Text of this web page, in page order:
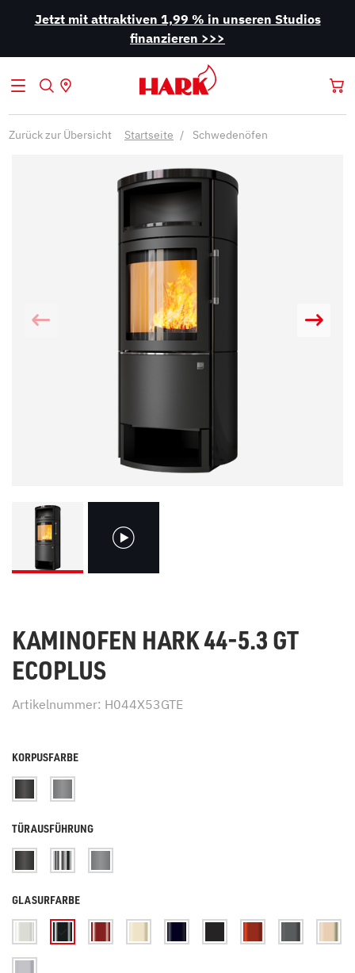
Jetzt mit attraktiven 1,99 % in unseren Studios
finanzieren >>>
Zurück zur Übersicht Startseite Schwedenöfen
KAMINOFEN HARK 44-5.3 GT
ECOPLUS
Artikelnummer: H044X53GTE
KORPUSFARBE
TÜRAUSFÜHRUNG
GLASURFARBE